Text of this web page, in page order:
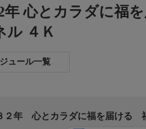
年 心とカラダに福
ル ４Ｋ
ュール一覧
２年 心とカラダに福を届ける